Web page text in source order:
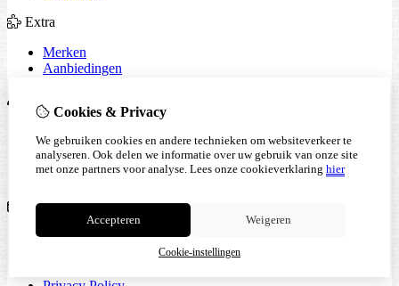
Extra
Merken
Aanbiedingen
Bestelhistorie
Verlanglijst
Nieuwsbrief
Klantenservice
Contact
Cookies & Privacy
We gebruiken cookies en andere technieken om websiteverkeer te
analyseren. Ook delen we informatie over uw gebruik van onze site
met onze partners voor analyse. Lees onze cookieverklaring hier
Accepteren Weigeren
Cookie-instellingen